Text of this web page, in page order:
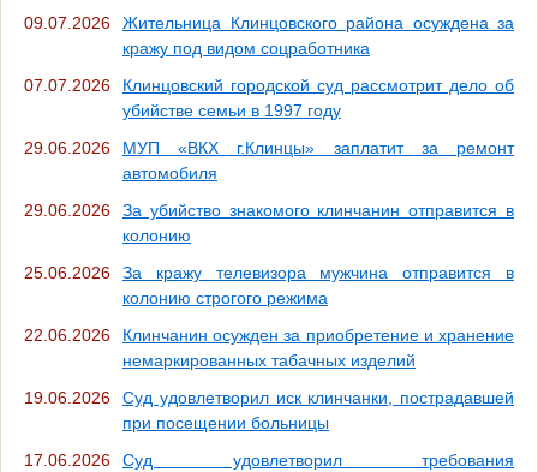
09.07.2026
Жительница Клинцовского района осуждена за
кражу под видом соцработника
07.07.2026
Клинцовский городской суд рассмотрит дело об
убийстве семьи в 1997 году
29.06.2026
МУП «ВКХ г.Клинцы» заплатит за ремонт
автомобиля
29.06.2026
За убийство знакомого клинчанин отправится в
колонию
25.06.2026
За кражу телевизора мужчина отправится в
колонию строгого режима
22.06.2026
Клинчанин осужден за приобретение и хранение
немаркированных табачных изделий
19.06.2026
Суд удовлетворил иск клинчанки, пострадавшей
при посещении больницы
17.06.2026
Суд удовлетворил требования